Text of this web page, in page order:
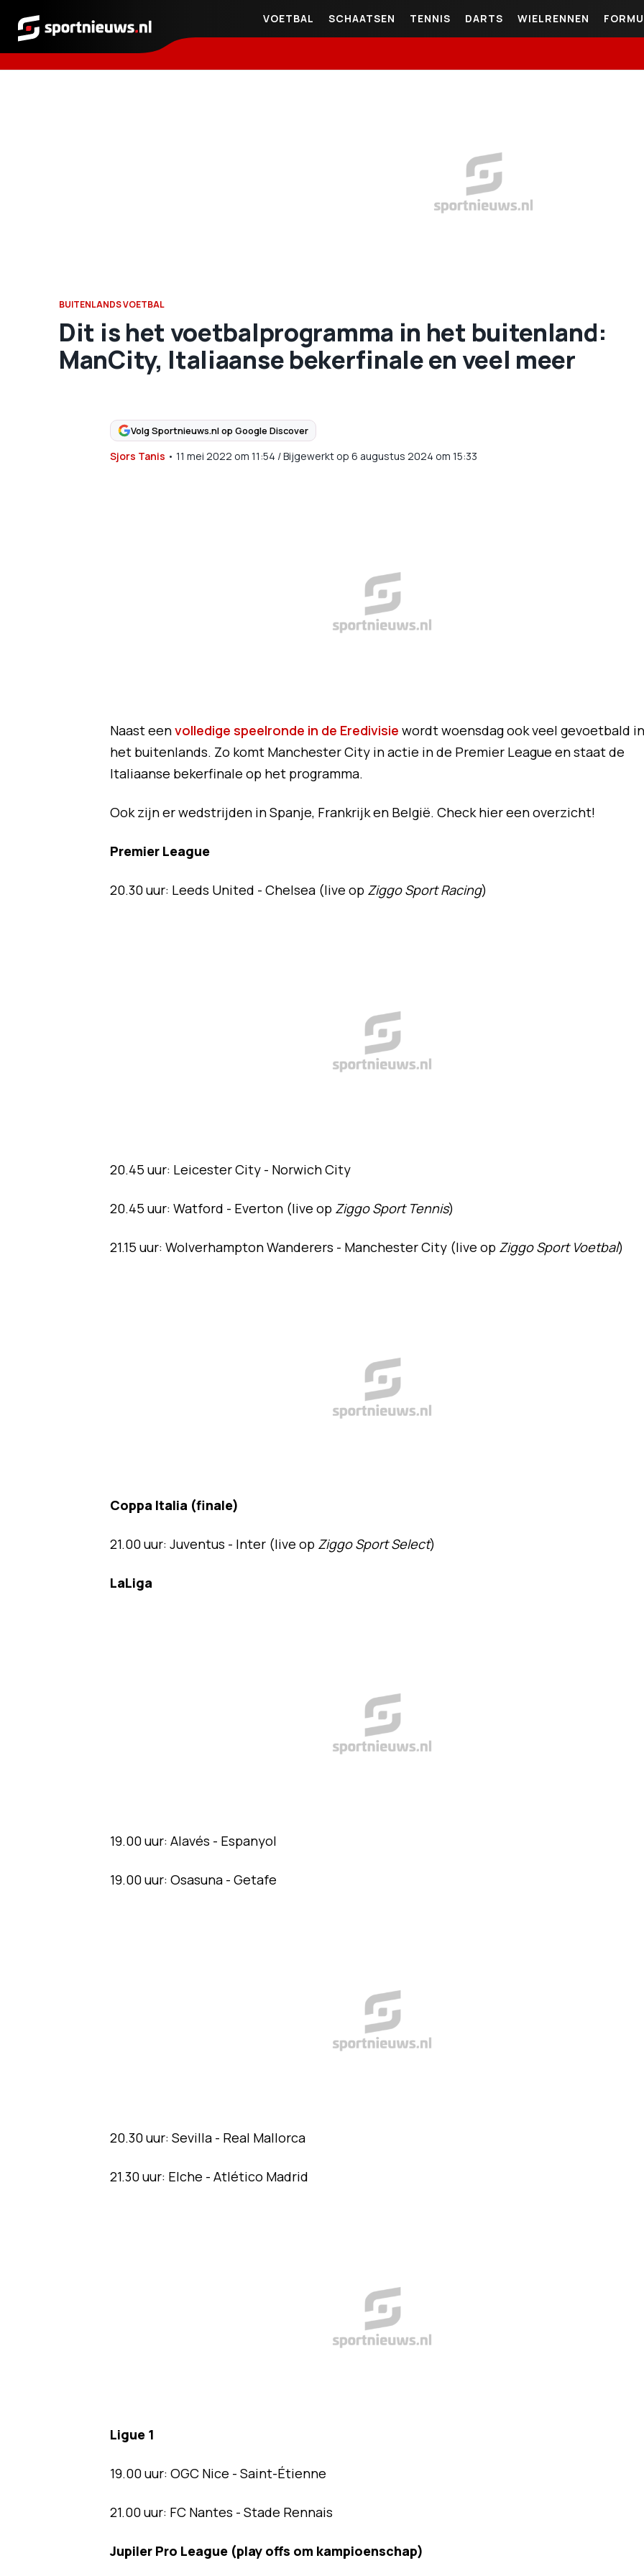
Sportnieuws.nl
VOETBAL SCHAATSEN TENNIS DARTS WIELRENNEN
BUITENLANDS VOETBAL
Dit is het voetbalprogramma in het buitenland:
ManCity, Italiaanse bekerfinale en veel meer
Volg Sportnieuws.nl op Google Discover
Sjors Tanis • 11 mei 2022 om 11:54 /Bijgewerkt op 6 augustus 2024 om 15:33
Naast eenvolledige speelronde in de Eredivisie wordt woensdag ook veel gevoetbald in
het buitenlands. Zo komt Manchester City in actie in de Premier League en staat de
Italiaanse bekerfinale op het programma.
Ook zijn er wedstrijden in Spanje, Frankrijk en België. Check hier een overzicht!
Premier League
20.30 uur: Leeds United - Chelsea (live op Ziggo Sport Racing)
20.45 uur: Leicester City - Norwich City
20.45 uur: Watford - Everton (live op Ziggo Sport Tennis)
21.15 uur: Wolverhampton Wanderers - Manchester City (live op Ziggo Sport Voetbal)
Coppa Italia (finale)
21.00 uur: Juventus - Inter (live op Ziggo Sport Select)
LaLiga
19.00 uur: Alavés - Espanyol
19.00 uur: Osasuna - Getafe
20.30 uur: Sevilla - Real Mallorca
21.30 uur: Elche - Atlético Madrid
Ligue 1
19.00 uur: OGC Nice - Saint-Étienne
21.00 uur: FC Nantes - Stade Rennais
Jupiler Pro League (play offs om kampioenschap)